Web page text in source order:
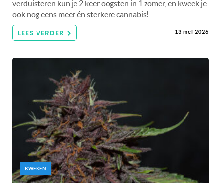
verduisteren kun je 2 keer oogsten in 1 zomer, en kweek je
ook nog eens meer én sterkere cannabis!
LEES VERDER 13 mei 2026
KWEKEN